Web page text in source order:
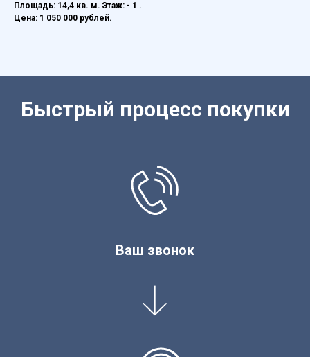
Площадь: 14,4 кв. м. Этаж: - 1 .
Цена: 1 050 000 рублей.
Быстрый процесс покупки
Ваш звонок